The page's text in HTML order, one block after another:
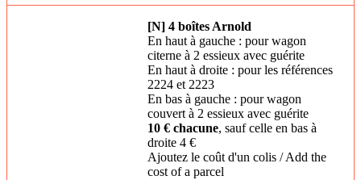
[N] 4 boîtes Arnold
En haut à gauche : pour wagon
citerne à 2 essieux avec guérite
En haut à droite : pour les références
2224 et 2223
En bas à gauche : pour wagon
couvert à 2 essieux avec guérite
10 € chacune, sauf celle en bas à
droite 4 €
Ajoutez le coût d'un colis / Add the
cost of a parcel